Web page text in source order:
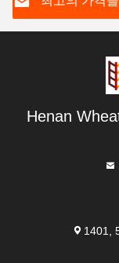
Henan
1401,